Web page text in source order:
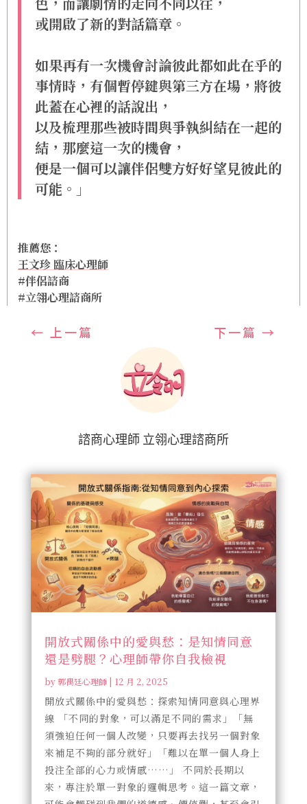
或開啟了新的對話篇章。
如果再有一次機會討論彼此都如此在乎的
事情時，有個暫停鍵與第三方在場，將彼
此蓋在心裡的話說出，
以及梳理那些被時間與爭執糾結在一起的
結，那麼這一次的機會，
便是一個可以讓伴侶雙方好好望見彼此的
可能。」
推薦您：
王文珍 臨床心理師
#伴侶諮商
#立翎心理諮商所
← 上一篇 下一篇 →
諮商心理師 立翎心理諮商所
開放式關係中的愛與愁：是知情同意
還是劈腿？心理師帶你自我檢視
by郭禺廷心理師| 12 月 2, 2025
開放式關係中的愛與愁：探索知情同意與心理界
線 「不同的對象，可以滿足不同的需求」「無
須強迫任何一個人改變，只要再去找另一個對象
來補足不夠的部分就好」「難以在單一個人身上
投注全部的心力或情感……」 不同於長期以
來，專注於單一對象的邏輯思考。這一篇文章，